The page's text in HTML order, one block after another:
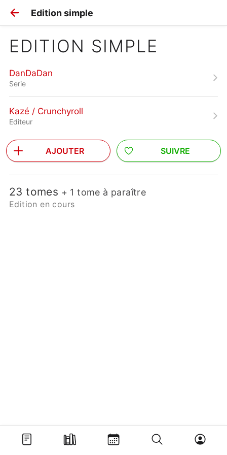
Edition simple
EDITION SIMPLE
DanDaDan
Serie
Kazé / Crunchyroll
Editeur
AJOUTER SUIVRE
23 tomes + 1 tome à paraître
Edition en cours